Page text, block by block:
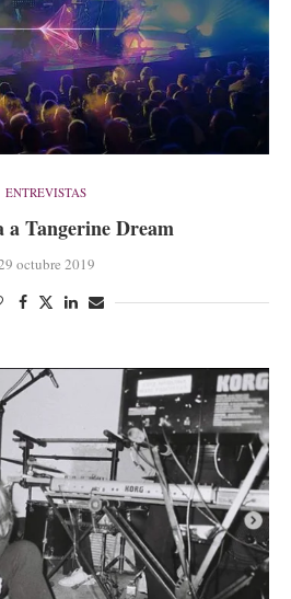
ENTREVISTAS
a Tangerine Dream
octubre 2019